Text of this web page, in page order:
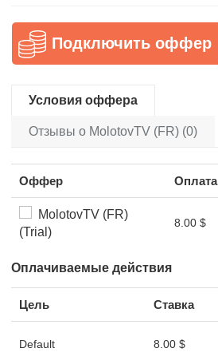
Подключить оффер
Условия оффера
Отзывы о MolotovTV (FR) (0)
Оффер Оплата
MolotovTV (FR)
(Trial)
8.00 $
Оплачиваемые действия
Цель Ставка
Default 8.00 $